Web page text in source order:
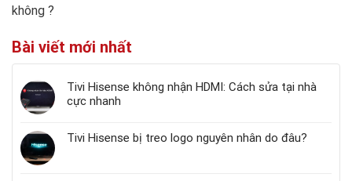
không ?
Bài viết mới nhất
Tivi Hisense không nhận HDMI: Cách sửa tại nhà
cực nhanh
Tivi Hisense bị treo logo nguyên nhân do đâu?